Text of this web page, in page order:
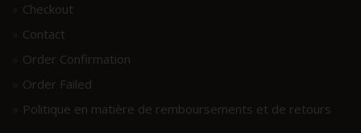
Checkout
Contact
Order Confirmation
Order Failed
Politique en matière de remboursements et de retours